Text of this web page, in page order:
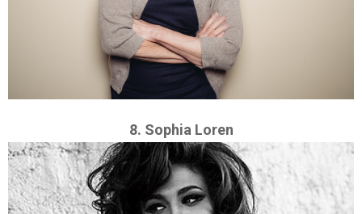
8. Sophia Loren